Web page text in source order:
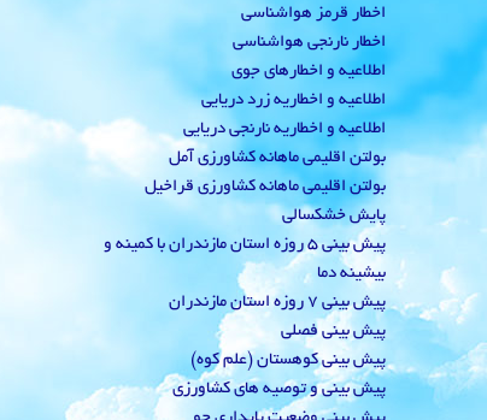
اخطار قرمز هواشناسی
اخطار نارنجی هواشناسی
اطلاعیه و اخطارهای جوی
اطلاعیه و اخطاریه زرد دریایی
اطلاعیه و اخطاریه نارنجی دریایی
بولتن اقلیمی ماهانه کشاورزی آمل
بولتن اقلیمی ماهانه کشاورزی قراخیل
پایش خشکسالی
پیش بینی 5 روزه استان مازندران با کمینه و
بیشینه دما
پیش بینی 7 روزه استان مازندران
پیش بینی فصلی
پیش بینی کوهستان (علم کوه)
پیش بینی و توصیه های کشاورزی